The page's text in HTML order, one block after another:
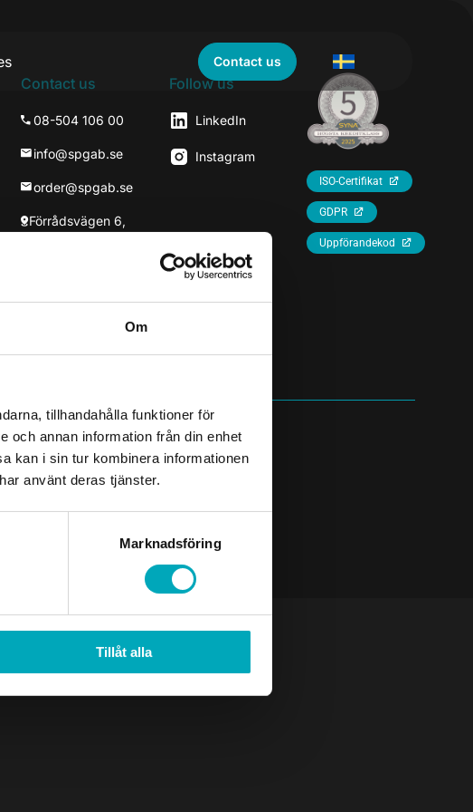
Om
tillhandahålla funktioner för
och annan information från din enhet
kan i sin tur kombinera informationen
använt deras tjänster.
Marknadsföring
Tillåt alla
Contact us
Contact us
08-504 106 00
info@spgab.se
order@spgab.se
Förrådsvägen 6,
Follow us
LinkedIn
Instagram
ISO-Certifikat
GDPR
Uppförandekod